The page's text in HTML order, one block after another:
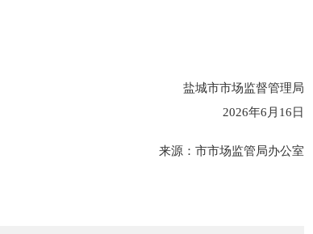
盐城市市场监督管理局
2026年6月16日
来源： 市市场监管局办公室